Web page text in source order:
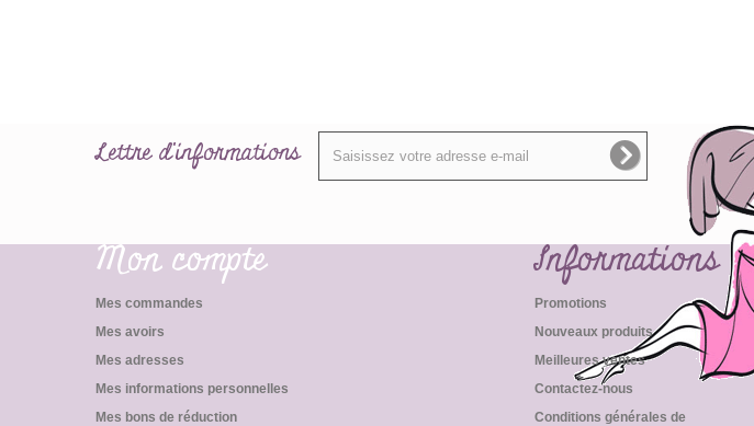
Lettre d'informations
Mon compte
Mes commandes
Mes avoirs
Mes adresses
Mes informations personnelles
Mes bons de réduction
Informations
Promotions
Nouveaux produits
Meilleures ventes
Contactez-nous
Conditions générales de